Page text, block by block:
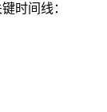
时间线：